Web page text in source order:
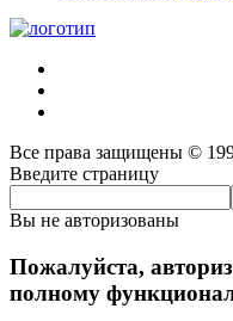
Все права защищены ©
Введите страницу
Вы не авторизованы
Пожалуйста,
полному